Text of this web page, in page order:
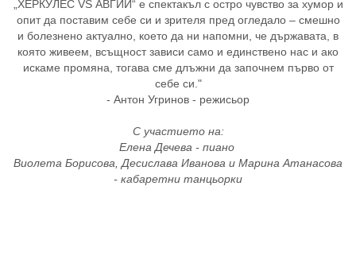
„ХЕРКУЛЕС VS АВГИЙ“ е спектакъл с остро чувство за хумор и
опит да поставим себе си и зрителя пред огледало – смешно
и болезнено актуално, което да ни напомни, че държавата, в
която живеем, всъщност зависи само и единствено нас и ако
искаме промяна, тогава сме длъжни да започнем първо от
себе си."
- Антон Угринов - режисьор
С участието на:
Елена Дечева - пиано
Виолета Борисова, Десислава Иванова и Марина Атанасова
- кабаретни танцьорки